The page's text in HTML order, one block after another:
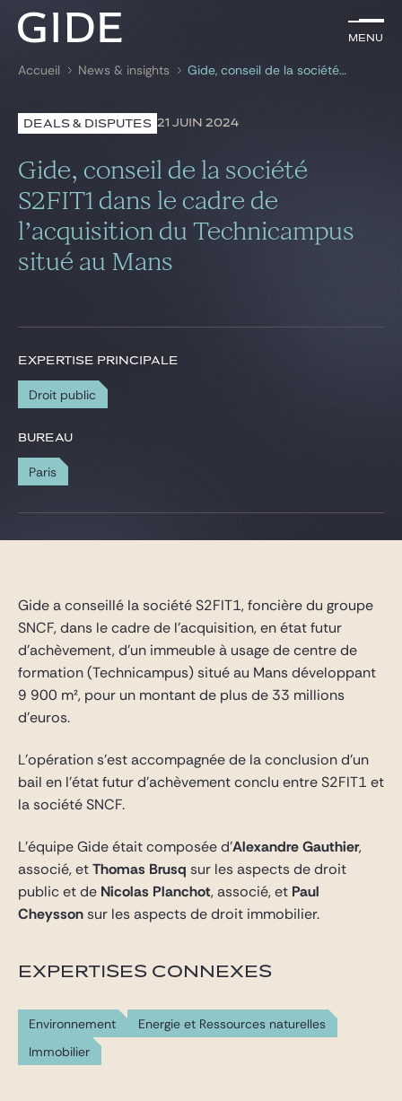
Menu
Rechercher par mots-clés
Menu
Avocats
Expertises
Global
News & insights
Gide Pro Bono et RSE
Blog Real Estate
Contact
Accueil News & insights Gide, conseil de la société S2FIT1 dans le cadre de l’acquisition du Technicampus situé au Mans
DEALS & DISPUTES 21 JUIN 2024
Gide, conseil de la société
S2FIT1 dans le cadre de
l’acquisition du Technicampus
situé au Mans
EXPERTISE PRINCIPALE
Droit public
BUREAU
Paris
Gide a conseillé la société S2FIT1, foncière du groupe
SNCF, dans le cadre de l’acquisition, en état futur
d’achèvement, d’un immeuble à usage de centre de
formation (Technicampus) situé au Mans développant
9 900 m², pour un montant de plus de 33 millions
d’euros.
L’opération s’est accompagnée de la conclusion d’un
bail en l’état futur d’achèvement conclu entre S2FIT1 et
la société SNCF.
L’équipe Gide était composée d’Alexandre Gauthier,
associé, etThomas Brusq sur les aspects de droit
public et de Nicolas Planchot, associé, et Paul
Cheyssonsur les aspects de droit immobilier.
EXPERTISES CONNEXES
Environnement
Energie et Ressources naturelles
Immobilier